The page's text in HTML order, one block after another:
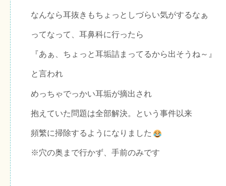
なんなら耳抜きもちょっとしづらい気がするなぁ
ってなって、耳鼻科に行ったら
『あぁ、ちょっと耳垢詰まってるから出そうね～』
と言われ
めっちゃでっかい耳垢が摘出され
抱えていた問題は全部解決。という事件以来
頻繁に掃除するようになりました
※穴の奥まで行かず、手前のみです